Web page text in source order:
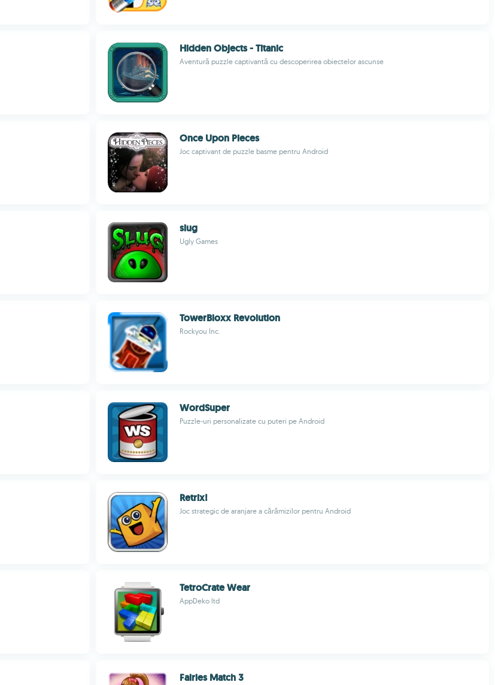
Hidden Objects - Titanic
Aventură puzzle captivantă cu descoperirea obiectelor ascunse
Once Upon Pieces
Joc captivant de puzzle basme pentru Android
slug
Ugly Games
TowerBloxx Revolution
Rockyou Inc.
WordSuper
Puzzle-uri personalizate cu puteri pe Android
Retrix!
Joc strategic de aranjare a cărămizilor pentru Android
TetroCrate Wear
AppDeko ltd
Fairies Match 3